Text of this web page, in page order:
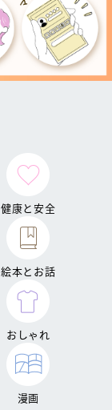
健康と安全
絵本とお話
おしゃれ
漫画